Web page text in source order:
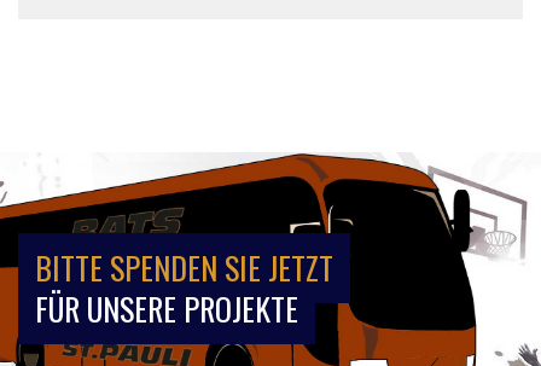
BITTE SPENDEN SIE JETZT
FÜR UNSERE PROJEKTE